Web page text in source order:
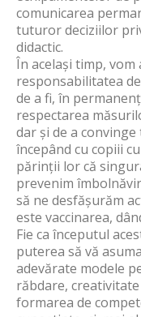
comunicarea
tuturor deciziilor
didactic.
În același timp, vom
responsabilitatea
de a fi, în
respectarea
dar și de a
începând cu copiii
părinții lor că
prevenim
să ne desfășurăm
este vaccinarea,
Fie ca începutul
puterea să vă
adevărate modele
răbdare,
formarea de